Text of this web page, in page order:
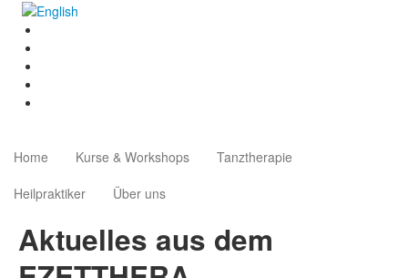
Home Kurse & Workshops
Tanztherapie
Heilpraktiker
Über uns
Aktuelles aus dem